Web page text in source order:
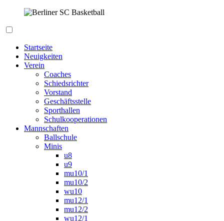
springen
Startseite
Neuigkeiten
Verein
Coaches
Schiedsrichter
Vorstand
Geschäftsstelle
Sporthallen
Schulkooperationen
Mannschaften
Ballschule
Minis
u8
u9
mu10/1
mu10/2
wu10
mu12/1
mu12/2
wu12/1